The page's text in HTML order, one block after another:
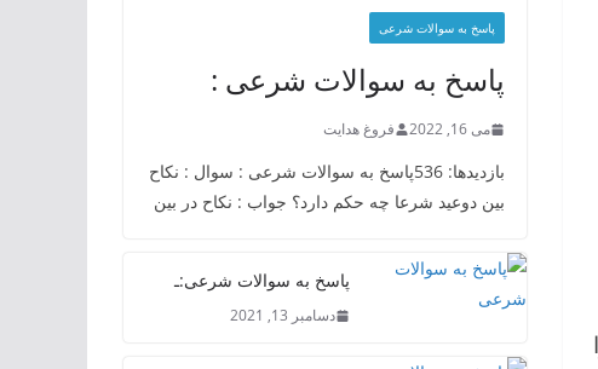
پاسخ به سوالات شرعی
پاسخ به سوالات شرعی :
می 16, 2022 فروغ هدایت
بازدیدها: 536پاسخ به سوالات شرعی : سوال : نکاح
بین دوعید شرعا چه حکم دارد؟ جواب : نکاح در بین
پاسخ به سوالات شرعی:ـ
دسامبر 13, 2021